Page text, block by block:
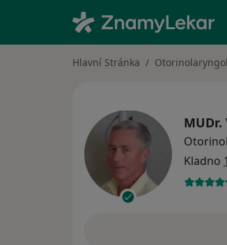
Hlavní Stránka
MUDr.
Kladno